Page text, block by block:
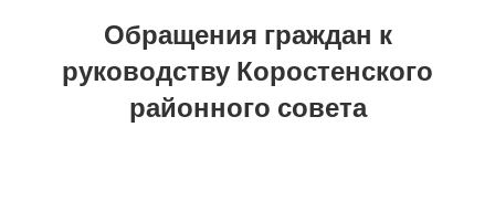
Обращения граждан к
руководству Коростенского
районного совета